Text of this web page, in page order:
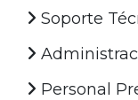
Soporte
Personal